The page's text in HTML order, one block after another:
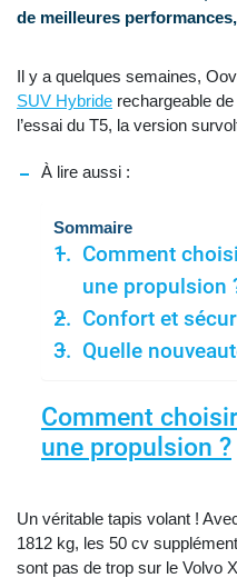
de meilleures
Il y a quelques semaines,
SUV Hybride rechargeable
l’essai du T5, la version
À lire aussi :
Sommaire
Comment
une propulsion
Confort et
Quelle
Comment
une propulsion ?
Un véritable tapis volant !
1812 kg, les 50 cv
sont pas de trop sur le Volvo